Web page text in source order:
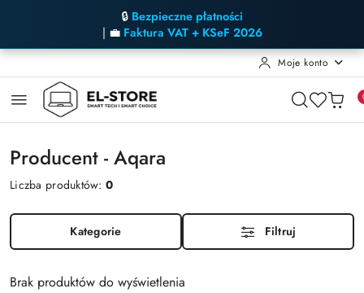
🔒 Bezpieczne płatności
| 💼 Faktura VAT + KSeF 2026
Moje konto
Producent - Aqara
Liczba produktów:0
Kategorie Filtruj
Brak produktów do wyświetlenia